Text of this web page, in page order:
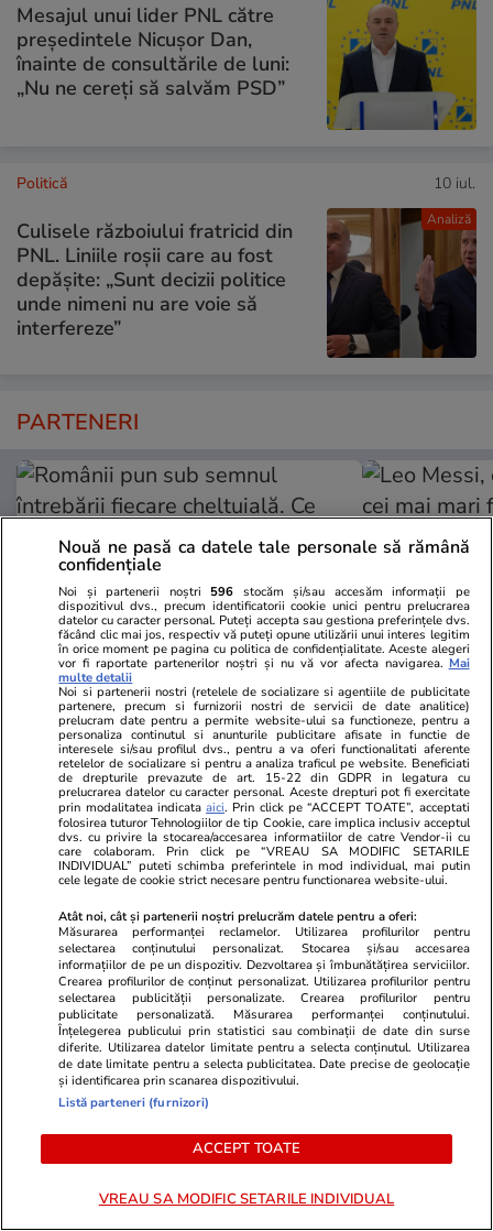
Mesajul unui lider PNL către
președintele Nicușor Dan,
înainte de consultările de luni:
„Nu ne cereți să salvăm PSD”
Analiză
Politică 10 iul.
Culisele războiului fratricid din
PNL. Liniile roșii care au fost
depășite: „Sunt decizii politice
unde nimeni nu are voie să
interfereze”
PARTENERI
Adevarul.ro
Românii pun sub semnul întrebării
fiecare cheltuială. Ce riscă
economia dacă acest fenomen
continuă
Fanatik.ro
Leo Messi,
cei mai
„Aleargă
dar arbitrii îl
PARTENERI
Livia Eftimie, prima reacție după
Mirabela
Nouă ne pasă ca datele tale personale să rămână
confidențiale
Noi și partenerii noștri 596 stocăm și/sau accesăm informații pe
dispozitivul dvs., precum identificatorii cookie unici pentru prelucrarea
datelor cu caracter personal. Puteți accepta sau gestiona preferințele dvs.
făcând clic mai jos, respectiv vă puteți opune utilizării unui interes legitim
în orice moment pe pagina cu politica de confidențialitate. Aceste alegeri
vor fi raportate partenerilor noștri și nu vă vor afecta navigarea. Mai
multe detalii
Noi si partenerii nostri (retelele de socializare si agentiile de publicitate
partenere, precum si furnizorii nostri de servicii de date analitice)
prelucram date pentru a permite website-ului sa functioneze, pentru a
personaliza continutul si anunturile publicitare afisate in functie de
interesele si/sau profilul dvs., pentru a va oferi functionalitati aferente
retelelor de socializare si pentru a analiza traficul pe website. Beneficiati
de drepturile prevazute de art. 15-22 din GDPR in legatura cu
prelucrarea datelor cu caracter personal. Aceste drepturi pot fi exercitate
prin modalitatea indicataaici. Prin click pe “ACCEPT TOATE”, acceptati
folosirea tuturor Tehnologiilor de tip Cookie, care implica inclusiv acceptul
dvs. cu privire la stocarea/accesarea informatiilor de catre Vendor-ii cu
care colaboram. Prin click pe “VREAU SA MODIFIC SETARILE
INDIVIDUAL” puteti schimba preferintele in mod individual, mai putin
cele legate de cookie strict necesare pentru functionarea website-ului.
Atât noi, cât și partenerii noștri prelucrăm datele pentru a oferi:
Măsurarea performanței reclamelor. Utilizarea profilurilor pentru
selectarea conținutului personalizat. Stocarea și/sau accesarea
informațiilor de pe un dispozitiv. Dezvoltarea și îmbunătățirea serviciilor.
Crearea profilurilor de conținut personalizat. Utilizarea profilurilor pentru
selectarea publicității personalizate. Crearea profilurilor pentru
publicitate personalizată. Măsurarea performanței conținutului.
Înțelegerea publicului prin statistici sau combinații de date din surse
diferite. Utilizarea datelor limitate pentru a selecta conținutul. Utilizarea
de date limitate pentru a selecta publicitatea. Date precise de geolocație
și identificarea prin scanarea dispozitivului.
Listă parteneri (furnizori)
ACCEPT TOATE
VREAU SA MODIFIC SETARILE INDIVIDUAL